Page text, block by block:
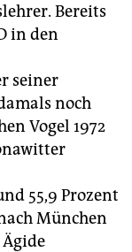
Bereits
in den
seiner
noch
Vogel 1972
55,9 Prozent
München